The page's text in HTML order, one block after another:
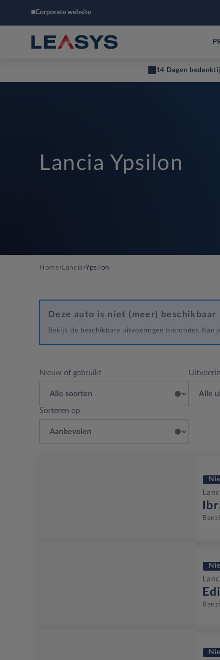
Corporate website
14 Dagen
Lancia Ypsilon
Home› Lancia ›Ypsilon
Deze auto is niet (meer) beschikbaar
Bekijk de beschikbare uitvoeringen hieronder.
Nieuw of gebruikt
Sorteren op